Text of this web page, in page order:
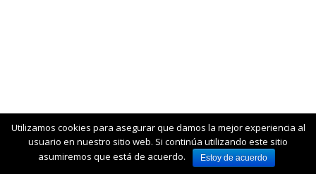
Utilizamos cookies para asegurar que damos la mejor experiencia al
usuario en nuestro sitio web. Si continúa utilizando este sitio
asumiremos que está de acuerdo.
Estoy de acuerdo